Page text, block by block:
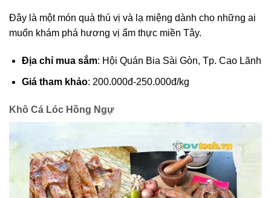
Đây là một món quà thú vị và lạ miệng dành cho những ai
muốn khám phá hương vị ẩm thực miền Tây.
Địa chỉ mua sắm: Hội Quán Bia Sài Gòn, Tp. Cao Lãnh
Giá tham khảo: 200.000đ-250.000đ/kg
Khô Cá Lóc Hồng Ngự